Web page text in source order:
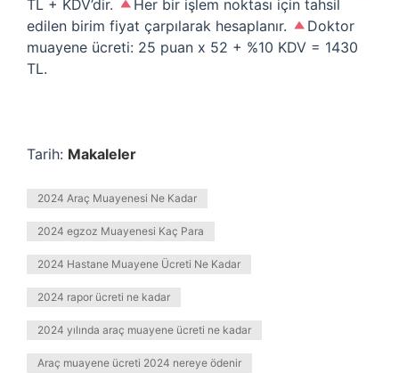
TL + KDV’dir.
Her bir işlem noktası için tahsil
edilen birim fiyat çarpılarak hesaplanır.
Doktor
muayene ücreti: 25 puan x 52 + %10 KDV = 1430
TL.
Tarih: Makaleler
2024 Araç Muayenesi Ne Kadar
2024 egzoz Muayenesi Kaç Para
2024 Hastane Muayene Ücreti Ne Kadar
2024 rapor ücreti ne kadar
2024 yılında araç muayene ücreti ne kadar
Araç muayene ücreti 2024 nereye ödenir